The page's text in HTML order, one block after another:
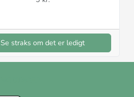
Se straks om det er ledigt